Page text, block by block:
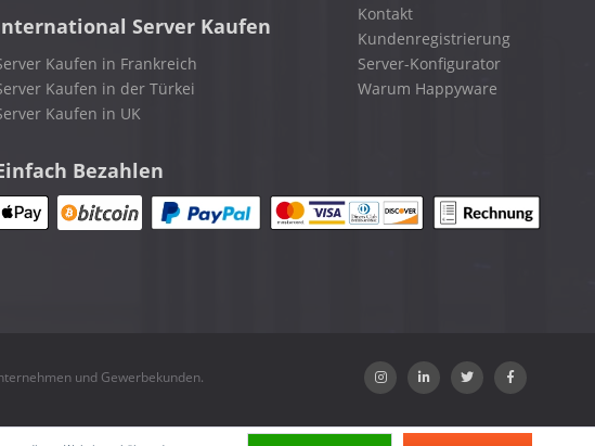
Server Kaufen
Kaufen in Frankreich
Kaufen in der Türkei
Kaufen in UK
Kontakt
Kundenregistrierung
Server-Konfigurator
Warum Happyware
Bezahlen
und Gewerbekunden.